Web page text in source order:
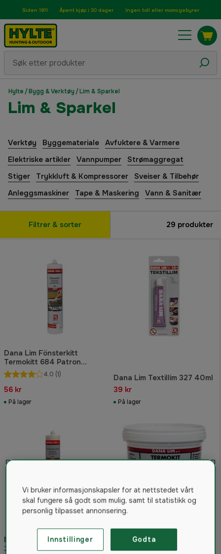
Siden 1911 Åpent kjøp i 30 dager Ingen toll eller momsgebyrer
Hylte /Bygg & Verktøy /Lim & Sparkel
Lim & Sparkel
Verktøy Byggemateriale Avfuktere & Varmere
Elektriske artikler Vannpumper
Strømaggregat
Stiger
Trykkluft & Kompressorer
Sveiser & Tilbehør
Anleggsmaskiner
Tape & Maskering Vann & Sanitær
Filtrer & sorter 29 produkter
Dana Lim Fönsterkitt
Termokitt 684 Patron
Ljusgrå 300ml
4.0 (1)
56 kr
På lager
Dana Lim Textillim 327 40ml
39 kr
På lager
Dana Takstenlim 525, sort,
290 ml
Vindussparkel Termokitt
684 Dana Brown 0,375 l
Vi bruker informasjonskapsler for at nettstedet vårt
skal fungere så godt som mulig, samt til statistikk og
personlig tilpasset annonsering.
Innstillinger Godta